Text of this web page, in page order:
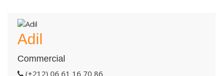
Adil
Commercial
(+212) 06 61 16 70 86